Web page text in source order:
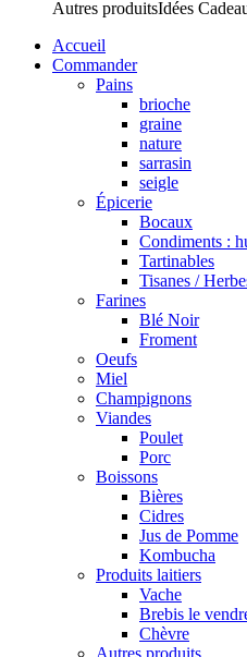
Autres produitsIdées
Accueil
Commander
Pains
brioche
graine
nature
sarrasin
seigle
Épicerie
Bocaux
Condiments :
Tartinables
Tisanes /
Farines
Blé Noir
Froment
Oeufs
Miel
Champignons
Viandes
Poulet
Porc
Boissons
Bières
Cidres
Jus de Pomme
Kombucha
Produits laitiers
Vache
Brebis le
Chèvre
Autres produits